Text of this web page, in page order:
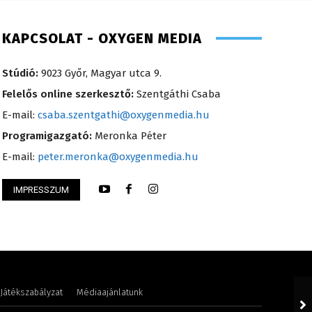
– sales manager – 2014
KAPCSOLAT - OXYGEN MEDIA
Stúdió: 9023 Győr, Magyar utca 9.
Felelős online szerkesztő: Szentgáthi Csaba
E-mail: csaba.szentgathi@oxygenmedia.hu
Programigazgató: Meronka Péter
E-mail: peter.meronka@oxygenmedia.hu
IMPRESSZUM
Játékszabályzat Médiaajánlatunk